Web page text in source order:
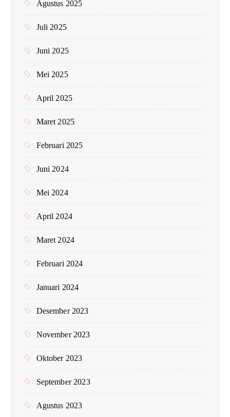
Agustus 2025
Juli 2025
Juni 2025
Mei 2025
April 2025
Maret 2025
Februari 2025
Juni 2024
Mei 2024
April 2024
Maret 2024
Februari 2024
Januari 2024
Desember 2023
November 2023
Oktober 2023
September 2023
Agustus 2023